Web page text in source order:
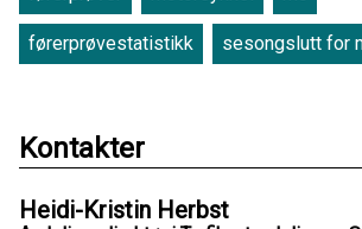
førerprøvestatistikk sesongslutt for
Kontakter
Heidi-Kristin Herbst